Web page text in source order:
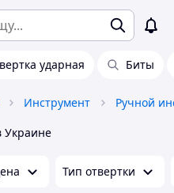
ударная Биты
Инструмент Ручной
Украине
Тип отвертки